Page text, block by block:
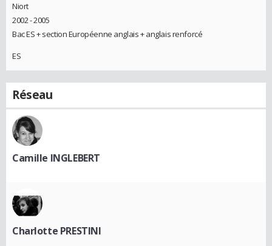
Niort
2002 - 2005
Bac ES + section Européenne anglais + anglais renforcé
ES
Réseau
Camille INGLEBERT
Charlotte PRESTINI